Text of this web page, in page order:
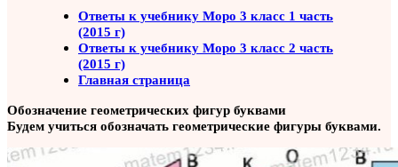
Ответы к учебнику Моро 3 класс 1 часть
(2015 г)
Ответы к учебнику Моро 3 класс 2 часть
(2015 г)
Главная страница
Обозначение геометрических фигур буквами
Будем учиться обозначать геометрические фигуры буквами.